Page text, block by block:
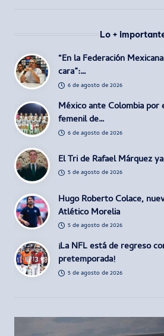
Lo +
“En la Federación
cara”:…
6 de agosto de 2026
México ante Colombia
femenil de…
6 de agosto de 2026
El Tri de Rafael Márquez
5 de agosto de 2026
Hugo Roberto Colace,
Atlético Morelia
5 de agosto de 2026
¡La NFL está de regreso
pretemporada!
5 de agosto de 2026